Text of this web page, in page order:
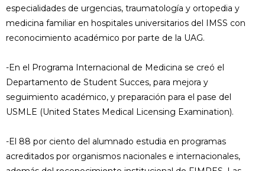
especialidades de urgencias, traumatología y ortopedia y
medicina familiar en hospitales universitarios del IMSS con
reconocimiento académico por parte de la UAG.
-En el Programa Internacional de Medicina se creó el
Departamento de Student Succes, para mejora y
seguimiento académico, y preparación para el pase del
USMLE (United States Medical Licensing Examination).
-El 88 por ciento del alumnado estudia en programas
acreditados por organismos nacionales e internacionales,